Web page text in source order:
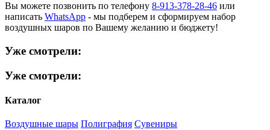
Вы можете позвонить по телефону 8-913-378-28-46 или
написать WhatsApp - мы подберем и сформируем набор
воздушных шаров по Вашему желанию и бюджету!
Уже смотрели:
Уже смотрели:
Каталог
Воздушные шары Полиграфия Сувениры